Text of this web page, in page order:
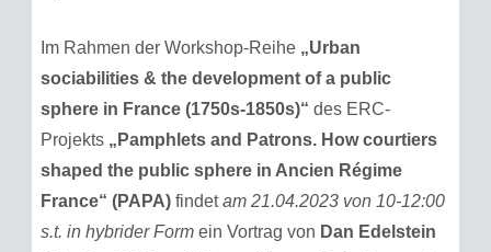
Im Rahmen der Workshop-Reihe „Urban
sociabilities & the development of a public
sphere in France (1750s-1850s)“ des ERC-
Projekts „Pamphlets and Patrons. How courtiers
shaped the public sphere in Ancien Régime
France“ (PAPA)findetam 21.04.2023 von 10-12:00
s.t. in hybrider Formein Vortrag von Dan Edelstein